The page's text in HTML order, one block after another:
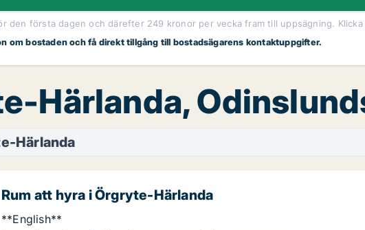
den första dagen och därefter 249 kronor per vecka fram till uppsägning.
om bostaden och få direkt tillgång till bostadsägarens kontaktuppgifter.
Härlanda,
Härlanda
Rum att hyra i Örgryte-Härlanda
**English**